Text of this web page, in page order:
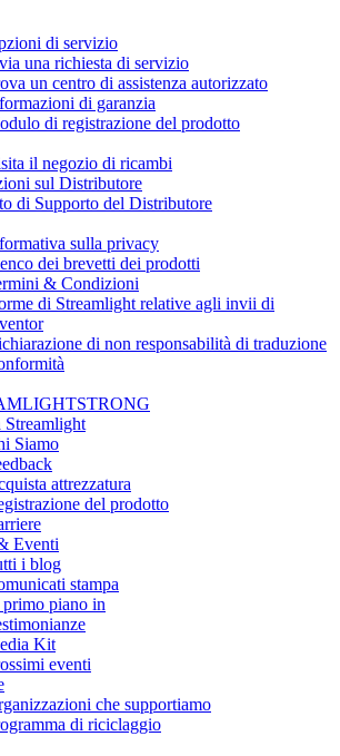
di servizio
una richiesta di servizio
un centro di assistenza autorizzato
di garanzia
di registrazione del prodotto
il negozio di ricambi
sul Distributore
di Supporto del Distributore
sulla privacy
dei brevetti dei prodotti
& Condizioni
di Streamlight relative agli invii di
di non responsabilità di traduzione
Streamlight
Siamo
attrezzatura
del prodotto
Eventi
i blog
stampa
piano in
Kit
eventi
che supportiamo
di riciclaggio